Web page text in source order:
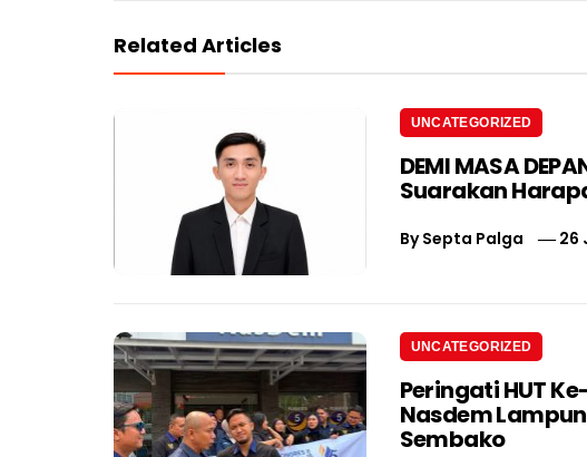
Related Articles
UNCATEGORIZED
DEMI MASA
Suarakan
BySepta Palga 26
UNCATEGORIZED
Peringati HUT
Nasdem
Sembako